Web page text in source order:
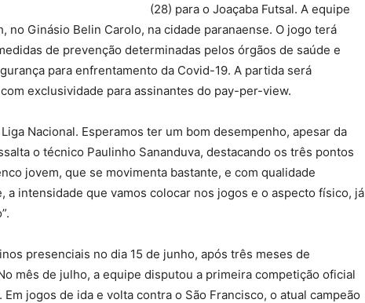
(28) para o Joaçaba Futsal. A equipe
no Ginásio Belin Carolo, na cidade paranaense. O jogo terá
de prevenção determinadas pelos órgãos de saúde e
para enfrentamento da Covid-19. A partida será
exclusividade para assinantes do pay-per-view.
Nacional. Esperamos ter um bom desempenho, apesar da
o técnico Paulinho Sananduva, destacando os três pontos
jovem, que se movimenta bastante, e com qualidade
a intensidade que vamos colocar nos jogos e o aspecto físico, já
presenciais no dia 15 de junho, após três meses de
mês de julho, a equipe disputou a primeira competição oficial
Em jogos de ida e volta contra o São Francisco, o atual campeão